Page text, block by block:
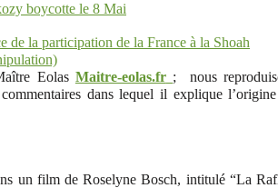
boycotte le 8 Mai
de la participation de la France à la Shoah
Eolas Maitre-eolas.fr ; nous
dans lequel il explique
un film de Roselyne Bosch, intitulé “La